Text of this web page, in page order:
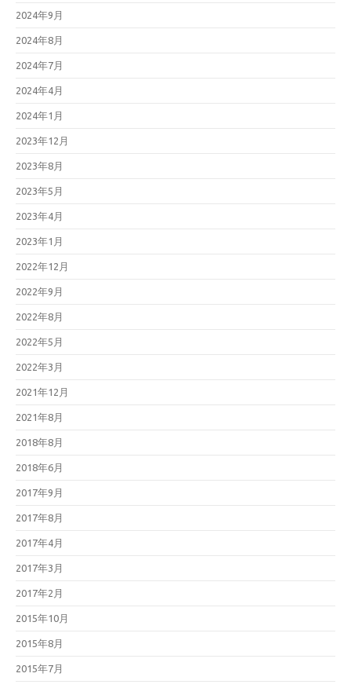
2024年9月
2024年8月
2024年7月
2024年4月
2024年1月
2023年12月
2023年8月
2023年5月
2023年4月
2023年1月
2022年12月
2022年9月
2022年8月
2022年5月
2022年3月
2021年12月
2021年8月
2018年8月
2018年6月
2017年9月
2017年8月
2017年4月
2017年3月
2017年2月
2015年10月
2015年8月
2015年7月